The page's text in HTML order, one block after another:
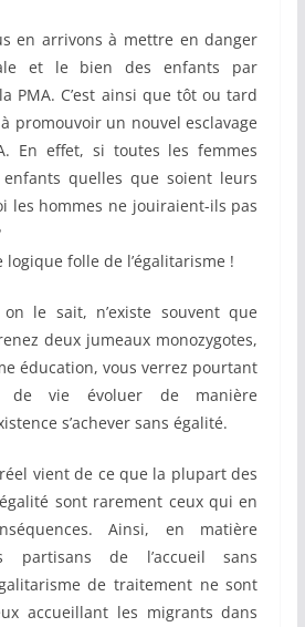
en arrivons à mettre en danger
et le bien des enfants par
PMA. C’est ainsi que tôt ou tard
promouvoir un nouvel esclavage
En effet, si toutes les femmes
quelles que soient leurs
les hommes ne jouiraient-ils pas
logique folle de l’égalitarisme !
on le sait, n’existe souvent que
deux jumeaux monozygotes,
éducation, vous verrez pourtant
de vie évoluer de manière
s’achever sans égalité.
vient de ce que la plupart des
sont rarement ceux qui en
Ainsi, en matière
partisans de l’accueil sans
de traitement ne sont
accueillant les migrants dans